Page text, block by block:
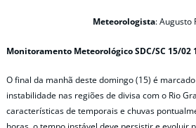
Meteorologista: Augusto
Monitoramento Meteorológico SDC/SC 15/02
O final da manhã deste domingo (15) é
instabilidade nas regiões de divisa com o Rio
características de temporais e chuvas